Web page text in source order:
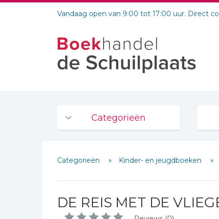
Vandaag open van 9:00 tot 17:00 uur. Direct
Categorieën
De Bijbel
Bijbelse Dagboeken 2026
Bijbelstudie groepen
Categorieën Kinder- en jeugdboeken
DE REIS MET DE